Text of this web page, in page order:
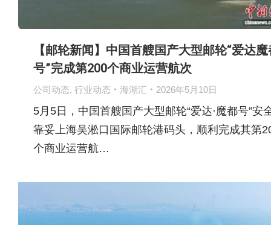
【邮轮新闻】中国首艘国产大型邮轮“爱达
号”完成第200个商业运营航次
公司动态, 行业动态 海湖汇 2026年5月10日
5月5日，中国首艘国产大型邮轮“爱达·魔都号”安
靠妥上海吴淞口国际邮轮港码头，顺利完成其第
个商业运营航…